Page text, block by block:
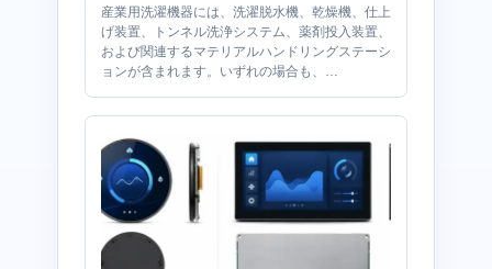
産業用洗濯機器には、洗濯脱水機、乾燥機、仕上
げ装置、トンネル洗浄システム、薬剤投入装置、
および関連するマテリアルハンドリングステーシ
ョンが含まれます。いずれの場合も、…